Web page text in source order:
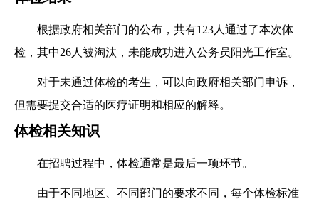
根据政府相关部门的公布，共有123人通过了本次体
检，其中26人被淘汰，未能成功进入公务员阳光工作室。
对于未通过体检的考生，可以向政府相关部门申诉，
但需要提交合适的医疗证明和相应的解释。
体检相关知识
在招聘过程中，体检通常是最后一项环节。
由于不同地区、不同部门的要求不同，每个体检标准